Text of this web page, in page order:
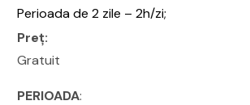
Perioada de 2 zile – 2h/zi;
Preț:
Gratuit
PERIOADA: